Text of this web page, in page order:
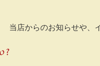
当店からのお知らせや、